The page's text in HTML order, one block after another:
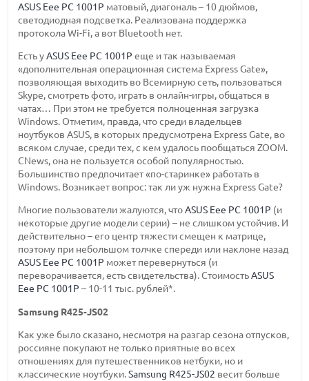
ASUS Eee PC 1001P матовый, диагональ – 10 дюймов,
светодиодная подсветка. Реализована поддержка
протокола Wi-Fi, а вот Bluetooth нет.
Есть уASUS Eee PC 1001P еще и так называемая
«дополнительная операционная система Express Gate»,
позволяющая выходить во Всемирную сеть, пользоваться
Skype, смотреть фото, играть в онлайн-игры, общаться в
чатах… При этом не требуется полноценная загрузка
Windows. Отметим, правда, что среди владельцев
ноутбуков ASUS, в которых предусмотрена Express Gate, во
всяком случае, среди тех, с кем удалось пообщаться ZOOM.
CNews, она не пользуется особой популярностью.
Большинство предпочитает «по-старинке» работать в
Windows. Возникает вопрос: так ли уж нужна Express Gate?
Многие пользователи жалуются, чтоASUS Eee PC 1001P (и
некоторые другие модели серии) – не слишком устойчив. И
действительно – его центр тяжести смещен к матрице,
поэтому при небольшом толчке спереди или наклоне назад
ASUS Eee PC 1001P может перевернуться (и
переворачивается, есть свидетельства). СтоимостьASUS
Eee PC 1001P – 10-11 тыс. рублей*.
Samsung R425-JS02
Как уже было сказано, несмотря на разгар сезона отпусков,
россияне покупают не только приятные во всех
отношениях для путешественников нетбуки, но и
классические ноутбуки.Samsung R425-JS02 весит больше